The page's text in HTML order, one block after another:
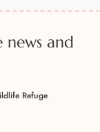
and
Refuge